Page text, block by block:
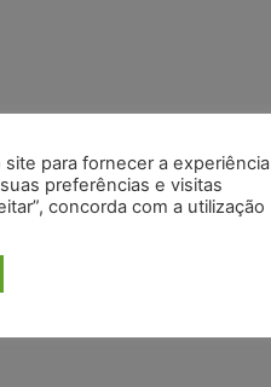
para fornecer a experiência
preferências e visitas
concorda com a utilização